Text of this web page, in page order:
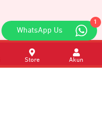
1
WhatsApp Us
Store Akun